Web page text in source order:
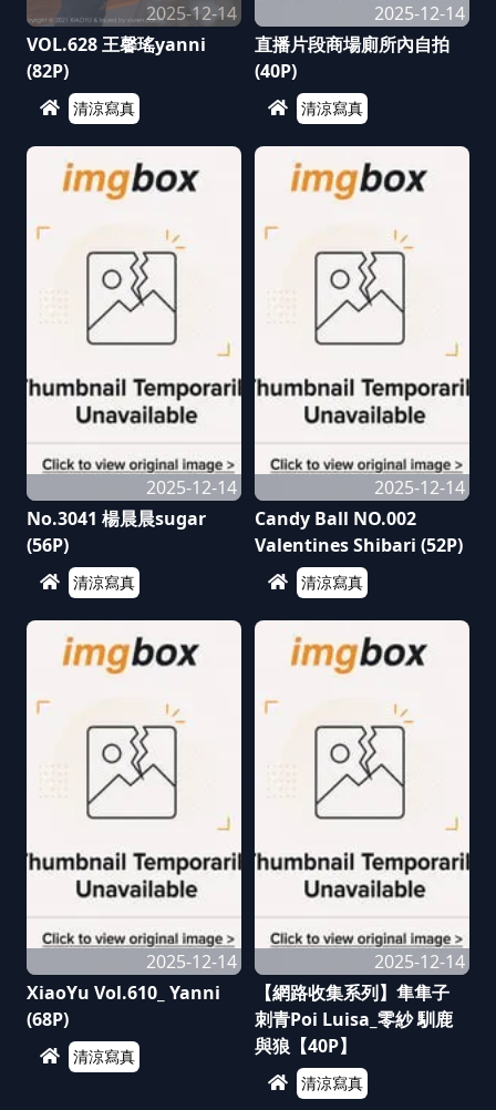
2025-12-14
VOL.628 王馨瑤yanni
(82P)
清涼寫真
2025-12-14
直播片段商場廁所內自拍
(40P)
清涼寫真
2025-12-14
No.3041 楊晨晨sugar
(56P)
清涼寫真
2025-12-14
Candy Ball NO.002
Valentines Shibari (52P)
清涼寫真
2025-12-14
XiaoYu Vol.610_ Yanni
(68P)
清涼寫真
2025-12-14
【網路收集系列】隼隼子
刺青Poi Luisa_零紗 馴鹿
與狼【40P】
清涼寫真